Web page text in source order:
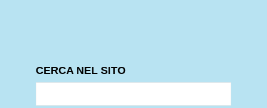
CERCA NEL SITO